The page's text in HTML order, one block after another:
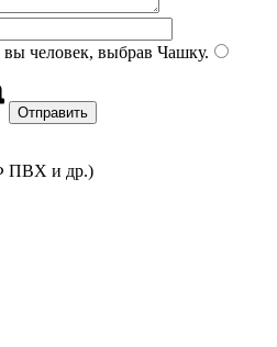
человек, выбрав Чашку.
ПВХ и др.)